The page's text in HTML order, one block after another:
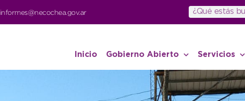
informes@necochea.gov.ar
Inicio Gobierno Abierto Servicios